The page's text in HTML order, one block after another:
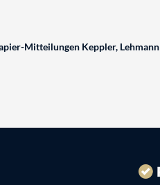
Mitteilungen Keppler, Lehmann